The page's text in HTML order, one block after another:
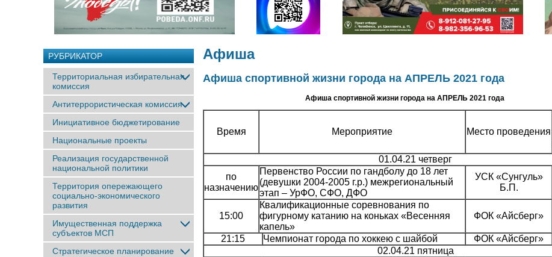
РУБРИКАТОР
Территориальная избирательная
комиссия
Антитеррористическая комиссия
Инициативное бюджетирование
Национальные проекты
Реализация государственной
национальной политики
Территория опережающего
социально-экономического
развития
Имущественная поддержка
субъектов МСП
Стратегическое планирование
Афиша
Афиша спортивной жизни города на АПРЕЛЬ 2021 года
Афиша спортивной жизни города на АПРЕЛЬ 2021 года
Время Мероприятие Место проведения
01.04.21 четверг
по
назначению
Первенство России по гандболу до 18 лет
(девушки 2004-2005 г.р.) межрегиональный
этап – УрФО, СФО, ДФО
УСК «Сунгуль»
Б.П.
15:00
Квалификационные соревнования по
фигурному катанию на коньках «Весенняя
капель»
ФОК «Айсберг»
21:15 Чемпионат города по хоккею с шайбой ФОК «Айсберг»
02.04.21 пятница